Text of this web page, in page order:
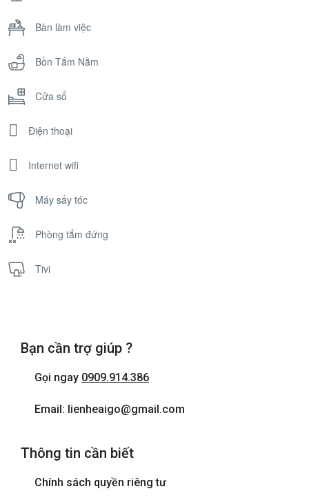
Bàn làm việc
Bồn Tắm Nằm
Cửa sổ
Điện thoại
Internet wifi
Máy sấy tóc
Phòng tắm đứng
Tivi
Bạn cần trợ giúp ?
Gọi ngay 0909.914.386
Email: lienheaigo@gmail.com
Thông tin cần biết
Chính sách quyền riêng tư